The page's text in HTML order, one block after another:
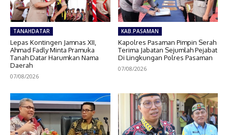
TANAHDATAR
Lepas Kontingen Jamnas XII,
Ahmad Fadly Minta Pramuka
Tanah Datar Harumkan Nama
Daerah
07/08/2026
KAB.PASAMAN
Kapolres Pasaman Pimpin Serah
Terima Jabatan Sejumlah Pejabat
Di Lingkungan Polres Pasaman
07/08/2026